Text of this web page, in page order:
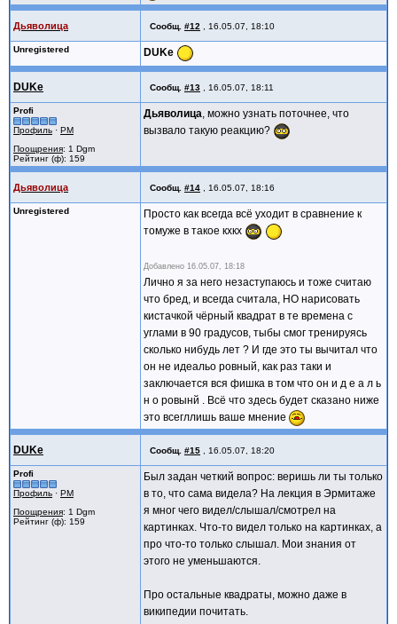
Дьяволица Сообщ. #12 16.05.07, 18:10
Unregistered DUKe
DUKe Сообщ. #13 16.05.07, 18:11
Profi
Профиль · PM
Поощрения: 1 Dgm
Рейтинг (ф): 159
Дьяволица, можно узнать поточнее, что
вызвало такую реакцию?
Дьяволица Сообщ. #14 16.05.07, 18:16
Unregistered
Просто как всегда всё уходит в сравнение к
томуже в такое кхкх
Добавлено 16.05.07, 18:18
Лично я за него незаступаюсь и тоже считаю
что бред, и всегда считала, НО нарисовать
кистачкой чёрный квадрат в те времена с
углами в 90 градусов, тыбы смог тренируясь
сколько нибудь лет ? И где это ты вычитал что
он не идеальо ровный, как раз таки и
заключается вся фишка в том что он и д е а л ь
н о ровынй . Всё что здесь будет сказано ниже
это всегллишь ваше мнение
DUKe Сообщ. #15 16.05.07, 18:20
Profi
Профиль · PM
Поощрения: 1 Dgm
Рейтинг (ф): 159
Был задан четкий вопрос: веришь ли ты только
в то, что сама видела? На лекция в Эрмитаже
я мног чего видел/слышал/смотрел на
картинках. Что-то видел только на картинках, а
про что-то только слышал. Мои знания от
этого не уменьшаются.
Про остальные квадраты, можно даже в
википедии почитать.